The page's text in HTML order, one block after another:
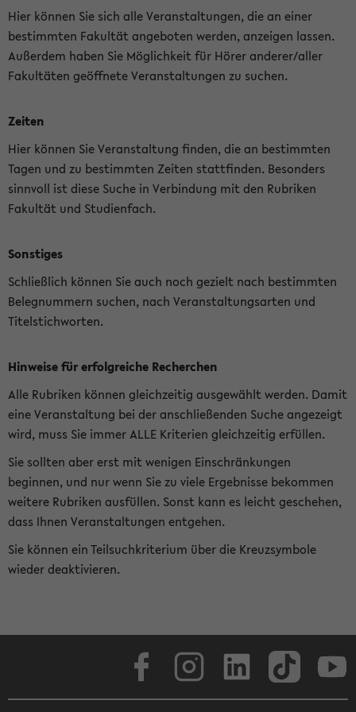
Hier können Sie sich alle Veranstaltungen, die an einer
bestimmten Fakultät angeboten werden, anzeigen lassen.
Außerdem haben Sie Möglichkeit für Hörer anderer/aller
Fakultäten geöffnete Veranstaltungen zu suchen.
Zeiten
Hier können Sie Veranstaltung finden, die an bestimmten
Tagen und zu bestimmten Zeiten stattfinden. Besonders
sinnvoll ist diese Suche in Verbindung mit den Rubriken
Fakultät und Studienfach.
Sonstiges
Schließlich können Sie auch noch gezielt nach bestimmten
Belegnummern suchen, nach Veranstaltungsarten und
Titelstichworten.
Hinweise für erfolgreiche Recherchen
Alle Rubriken können gleichzeitig ausgewählt werden. Damit
eine Veranstaltung bei der anschließenden Suche angezeigt
wird, muss Sie immer ALLE Kriterien gleichzeitig erfüllen.
Sie sollten aber erst mit wenigen Einschränkungen
beginnen, und nur wenn Sie zu viele Ergebnisse bekommen
weitere Rubriken ausfüllen. Sonst kann es leicht geschehen,
dass Ihnen Veranstaltungen entgehen.
Sie können ein Teilsuchkriterium über die Kreuzsymbole
wieder deaktivieren.